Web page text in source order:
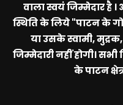
वाला स्वयं जिम्मेदार है ।
स्थिति के लिये"पाटन के
या उसके स्वामी,
जिम्मेदारी नहीं होगी। सभी
के पाटन